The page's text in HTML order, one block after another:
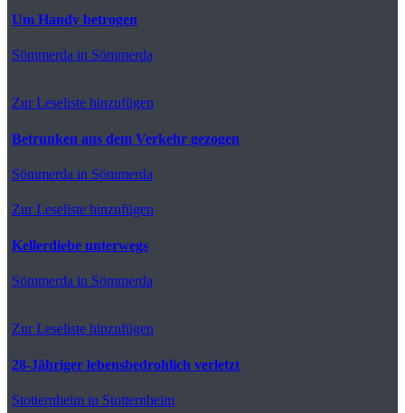
Um Handy betrogen
Sömmerda in Sömmerda
Zur Leseliste hinzufügen
Betrunken aus dem Verkehr gezogen
Sömmerda in Sömmerda
Zur Leseliste hinzufügen
Kellerdiebe unterwegs
Sömmerda in Sömmerda
Zur Leseliste hinzufügen
28-Jähriger lebensbedrohlich verletzt
Stotternheim in Stotternheim